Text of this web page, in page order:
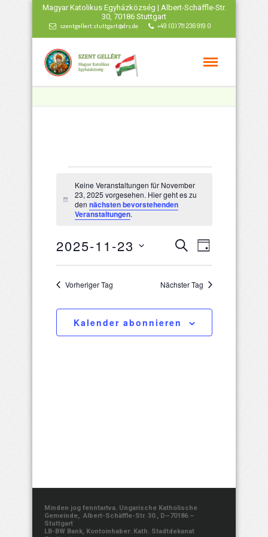
Magyar Katolikus Egyházközség | Albert-Schäffle-Str.
30, 70186 Stuttgart
szentgellert.stuttgart@drs.de +49 (0) 711 236 919 0
Veranstaltungen
für
November
23,
2025
Hinweis
Keine Veranstaltungen für November
23, 2025 vorgesehen. Hier geht es zu
den nächsten bevorstehenden
Veranstaltungen.
Such-
und
Suche
Tag
2025-11-23
Vorheriger Tag Nächster Tag
Kalender abonnieren
Minden jog fenntartva. Ungarische Katholische
Gemeinde, Albert-Schäffle-Str. 30., D–70186 –
Stuttgart
LB-BW Bank, Kontoinhaber: Kath. Stadtdekanat